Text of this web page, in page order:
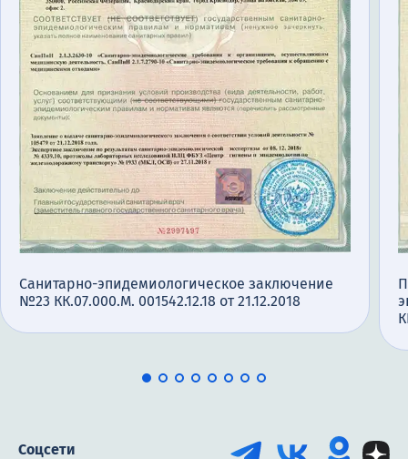
Адрес call-центра
Челябинск, улица Горького, 24
Санитарно-эпидемиологическое заключение
№23 КК.07.000.М. 001542.12.18 от 21.12.2018
Соцсети